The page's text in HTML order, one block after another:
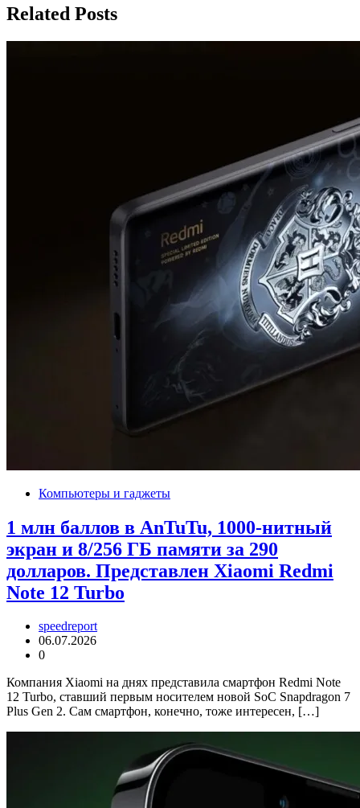
Related Posts
Компьютеры и гаджеты
1 млн баллов в AnTuTu, 1000-нитный
экран и 8/256 ГБ памяти за 290
долларов. Представлен Xiaomi Redmi
Note 12 Turbo
speedreport
06.07.2026
0
Компания Xiaomi на днях представила смартфон Redmi Note
12 Turbo, ставший первым носителем новой SoC Snapdragon 7
Plus Gen 2. Сам смартфон, конечно, тоже интересен, […]